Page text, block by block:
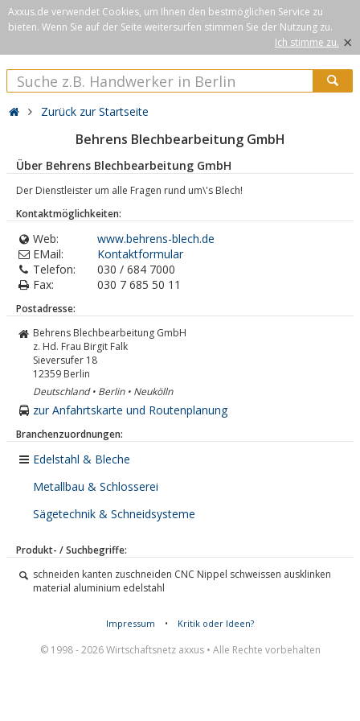
Axxus.de verwendet Cookies, um Ihnen den bestmöglichen Service zu
bieten. Wenn Sie auf der Seite weitersurfen stimmen Sie der Nutzung zu.
Ich stimme zu. ×
Zurück zur Startseite
Behrens Blechbearbeitung GmbH
Über Behrens Blechbearbeitung GmbH
Der Dienstleister um alle Fragen rund um\'s Blech!
Kontaktmöglichkeiten:
Web:
www.behrens-blech.de
EMail:
Kontaktformular
Telefon:
030 / 684 7000
Fax:
030 7 685 50 11
Postadresse:
Behrens Blechbearbeitung GmbH
z. Hd. Frau Birgit Falk
Sieversufer 18
12359 Berlin
Deutschland • Berlin • Neukölln
zur Anfahrtskarte und Routenplanung
Branchenzuordnungen:
Edelstahl & Bleche
Metallbau & Schlosserei
Sägetechnik & Schneidsysteme
Produkt- / Suchbegriffe:
schneiden kanten zuschneiden CNC Nippel schweissen ausklinken
material aluminium edelstahl
Impressum • Kritik oder Ideen?
© 1998 - 2026 Wirtschaftsnetz axxus • Alle Rechte vorbehalten